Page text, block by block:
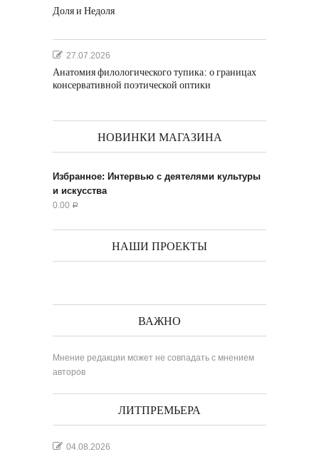
Доля и Недоля
27.07.2026
Анатомия филологического тупика: о границах
консервативной поэтической оптики
НОВИНКИ МАГАЗИНА
Избранное: Интервью с деятелями культуры
и искусства
0.00 Р
НАШИ ПРОЕКТЫ
ВАЖНО
Мнение редакции может не совпадать с мнением
авторов
ЛИТПРЕМЬЕРА
04.08.2026